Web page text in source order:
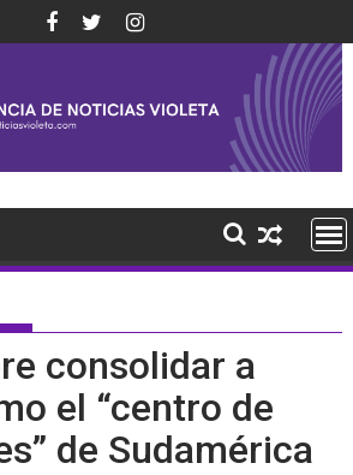
consolidar a
el “centro de
de Sudamérica